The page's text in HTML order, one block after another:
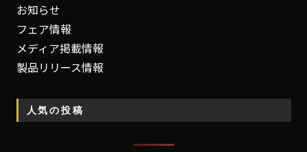
お知らせ
フェア情報
メディア掲載情報
製品リリース情報
人気の投稿